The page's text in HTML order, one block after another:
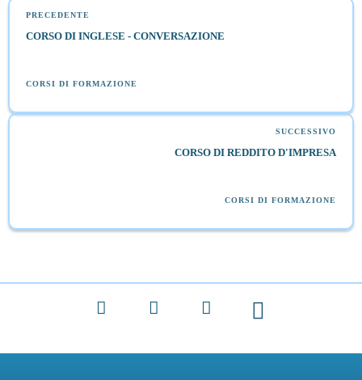
PRECEDENTE
CORSO DI INGLESE - CONVERSAZIONE
CORSI DI FORMAZIONE
SUCCESSIVO
CORSO DI REDDITO D'IMPRESA
CORSI DI FORMAZIONE
Facebook LinkedIn